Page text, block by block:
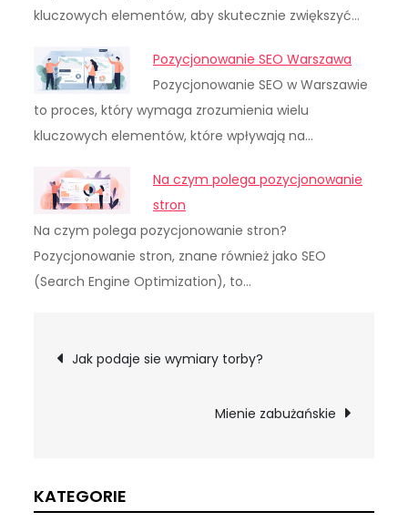
kluczowych elementów, aby skutecznie zwiększyć…
Pozycjonowanie SEO Warszawa
Pozycjonowanie SEO w Warszawie
to proces, który wymaga zrozumienia wielu
kluczowych elementów, które wpływają na…
Na czym polega pozycjonowanie
stron
Na czym polega pozycjonowanie stron?
Pozycjonowanie stron, znane również jako SEO
(Search Engine Optimization), to…
Nawigacja
Jak podaje sie wymiary torby?
Mienie zabużańskie
KATEGORIE